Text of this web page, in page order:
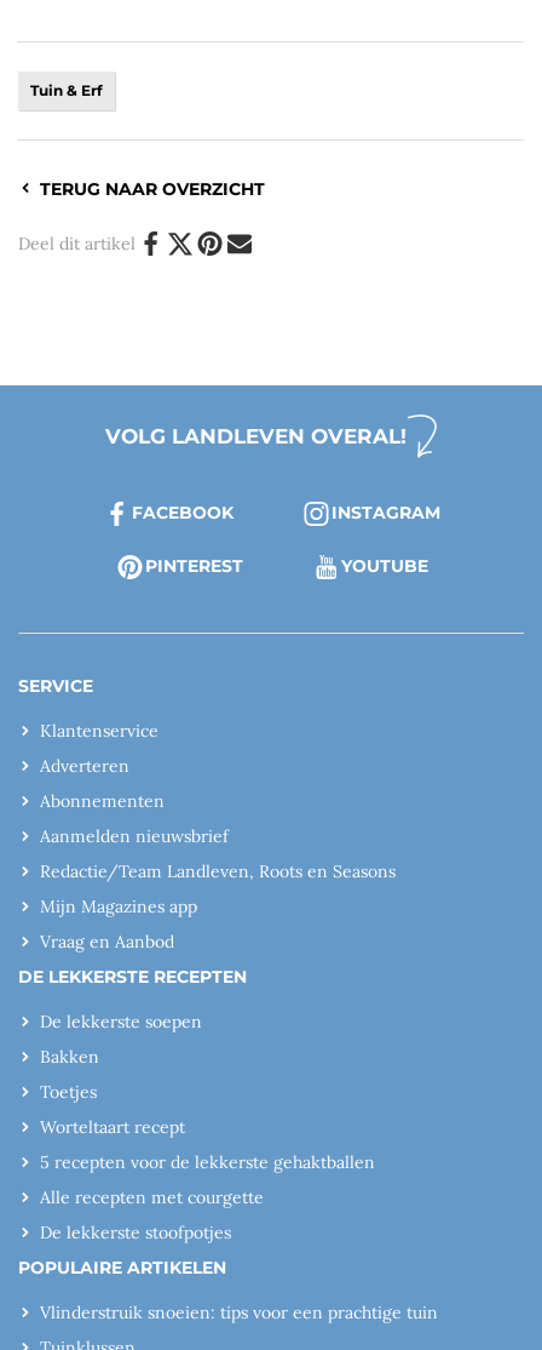
Tuin & Erf
TERUG NAAR OVERZICHT
Deel dit artikel
VOLG LANDLEVEN OVERAL!
FACEBOOK INSTAGRAM
PINTEREST YOUTUBE
SERVICE
Klantenservice
Adverteren
Abonnementen
Aanmelden nieuwsbrief
Redactie/Team Landleven, Roots en Seasons
Mijn Magazines app
Vraag en Aanbod
DE LEKKERSTE RECEPTEN
De lekkerste soepen
Bakken
Toetjes
Worteltaart recept
5 recepten voor de lekkerste gehaktballen
Alle recepten met courgette
De lekkerste stoofpotjes
POPULAIRE ARTIKELEN
Vlinderstruik snoeien: tips voor een prachtige tuin